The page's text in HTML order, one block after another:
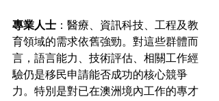
專業人士 ：醫療、資訊科技、工程及教
育領域的需求依舊強勁。對這些群體而
言，語言能力、技術評估、相關工作經
驗仍是移民申請能否成功的核心競爭
力。特別是對已在澳洲境內工作的專才